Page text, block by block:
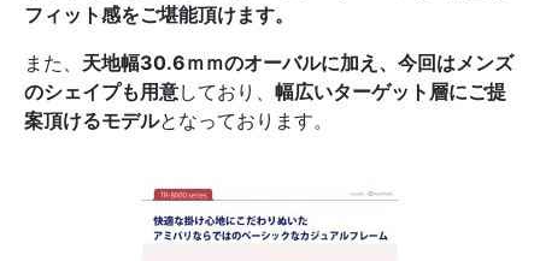
フィット感をご堪能頂けます。
また、 天地幅30.6ｍｍのオーバルに加え、今回はメンズ
のシェイプも用意しており、 幅広いターゲット層にご提
案頂けるモデルとなっております。